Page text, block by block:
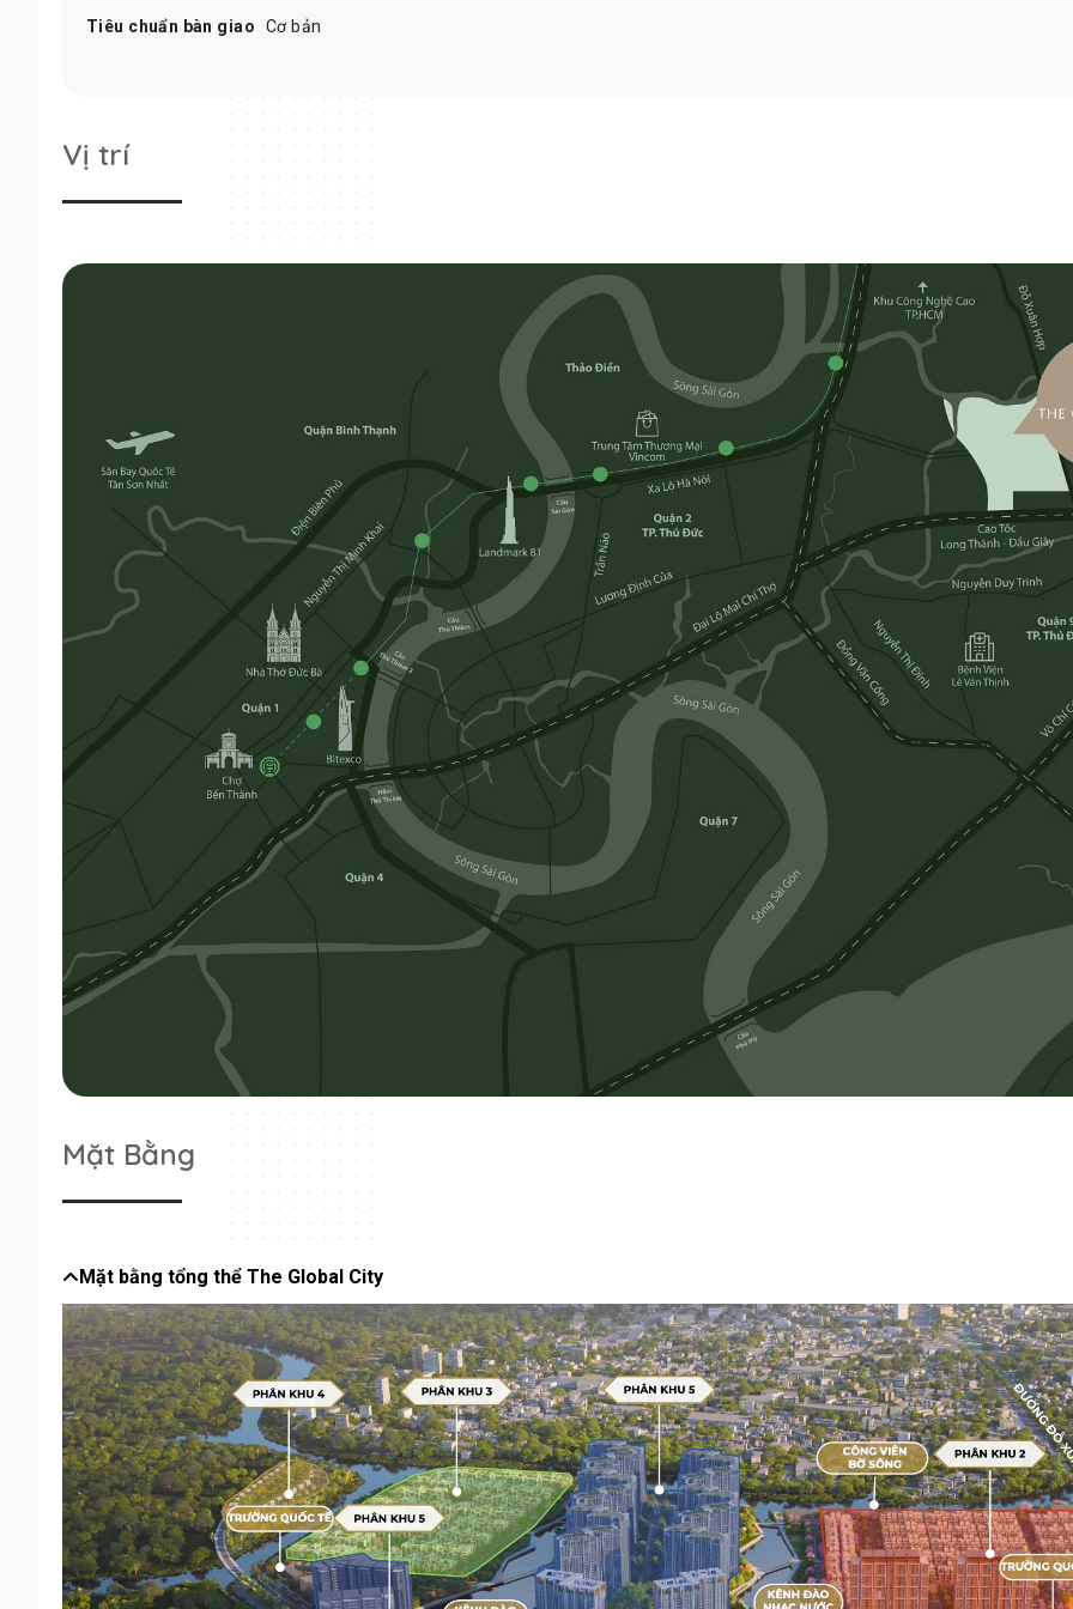
Thiết kế kiến trúc:
Phase 1: Khu Soho – 925 căn
Phase 2: Khu Dinners Square – 487 căn
Phase 3: Khu Waterfront Park – 426 cănKhu Villa Oasis – 22 căn
Phase 4: Căn hộ cao tầng
Phase 5: Căn hộ cao tầng
Phase 6: Căn hộ cao tầng
1.828 căn + 22 villa
Tổng số lượng cao tầng:
8.000 căn (18 tòa)
Mật độ xây dựng:
28%
Hình thức bàn giao:
Nhà phố – Hoàn thiện ngoài, thô bên trong
Căn hộ – Hoàn thiện cơ bản cao cấp
Khởi công - Bàn giao:
Tiện ích năm 2021 - 2026
Nhà phố năm 2022 - 2023
Căn hộ năm 2024 - 2026
Dự kiến hoàn thành toàn khu:
Các đối tác uy tín thực hiện triển khai khu downtown The Global City
Đơn vị Thiết kế: Foster and Partner từ nước Anh
Chủ đầu tư: Masterise Homes
Ngân hàng tài trợ: Techcombank
Sở hữu lâu dài cho người Việt Nam và 50 năm với người nước ngoài
The Global City khu đô thị vị trí của sự kết nối
The Global City trở thành tâm điểm cho một phong cách sống hiện đại bậc nhất tại trung tâm TP. Hồ Chí Minh. Tọa lạc tại vị trí đắc địa –
“đặc quyền di chuyển”, giáp với các con đường huyết mạch, tuyến metro, giúp dễ dàng và thuận lợi di chuyển đến các quận trung tâm
Phía Đông giáp mặt tiền đường Đỗ Xuân Hợp
Phía Tây giáp siêu dự án Sài Gòn Sports City
Phía Bắc giáp sông Rạch Chiếc
lên 8 làn xe sẽ tăng cường đáng kể kết nối khu vực, tạo điều kiện đi lại thuận lợi và nhanh chóng hơn. Ngoài ra, đường Liên Phương
15' kết nối với mọi tiện ích đẳng cấp
Công trình công cộng trong tầm mắt
Trung tâm thương mại trong khuôn viên
Kết nối, giao lưu trong không gian cộng đồng
Tiêu chuẩn bàn giao Cơ bản
Vị trí
Mặt Bằng
Mặt bằng tổng thể The Global City